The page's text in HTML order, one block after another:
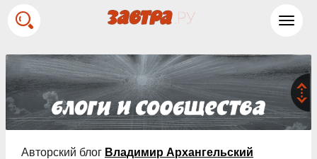
Авторский блог Владимир Архангельский